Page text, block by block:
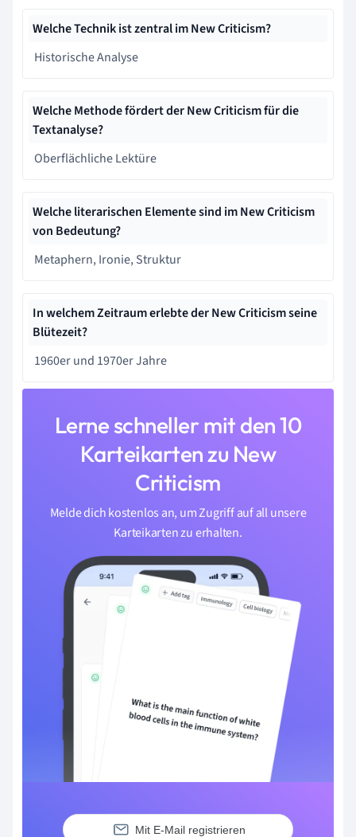
Welche Technik ist zentral im New Criticism?
Historische Analyse
Welche Methode fördert der New Criticism für die
Textanalyse?
Oberflächliche Lektüre
Welche literarischen Elemente sind im New Criticism
von Bedeutung?
Metaphern, Ironie, Struktur
In welchem Zeitraum erlebte der New Criticism seine
Blütezeit?
1960er und 1970er Jahre
Lerne schneller mit den 10
Karteikarten zu New
Criticism
Melde dich kostenlos an, um Zugriff auf all unsere
Karteikarten zu erhalten.
Mit E-Mail registrieren